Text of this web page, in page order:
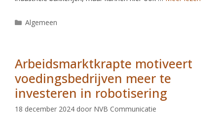
Algemeen
Arbeidsmarktkrapte motiveert
voedingsbedrijven meer te
investeren in robotisering
18 december 2024 door NVB Communicatie